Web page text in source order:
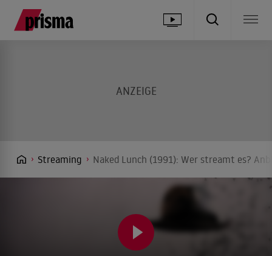
Streaming Naked Lunch (1991): Wer streamt es?